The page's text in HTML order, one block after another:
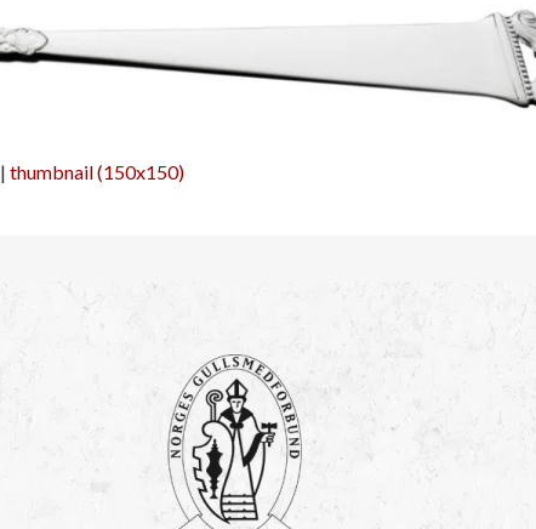
|thumbnail (150x150)